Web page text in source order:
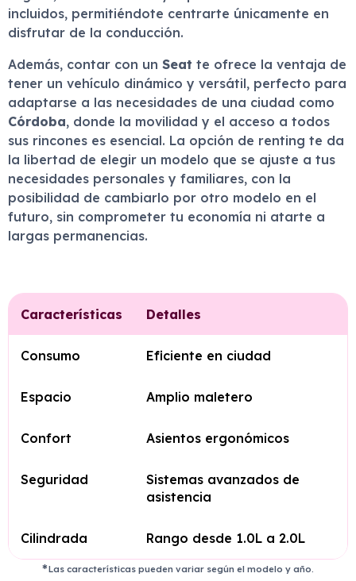
incluidos, permitiéndote centrarte únicamente en
disfrutar de la conducción.
Además, contar con un Seat te ofrece la ventaja de
tener un vehículo dinámico y versátil, perfecto para
adaptarse a las necesidades de una ciudad como
Córdoba, donde la movilidad y el acceso a todos
sus rincones es esencial. La opción de renting te da
la libertad de elegir un modelo que se ajuste a tus
necesidades personales y familiares, con la
posibilidad de cambiarlo por otro modelo en el
futuro, sin comprometer tu economía ni atarte a
largas permanencias.
Características Detalles
Consumo Eficiente en ciudad
Espacio Amplio maletero
Confort Asientos ergonómicos
Seguridad
Sistemas avanzados de
asistencia
Cilindrada Rango desde 1.0L a 2.0L
Las características pueden variar según el modelo y año.